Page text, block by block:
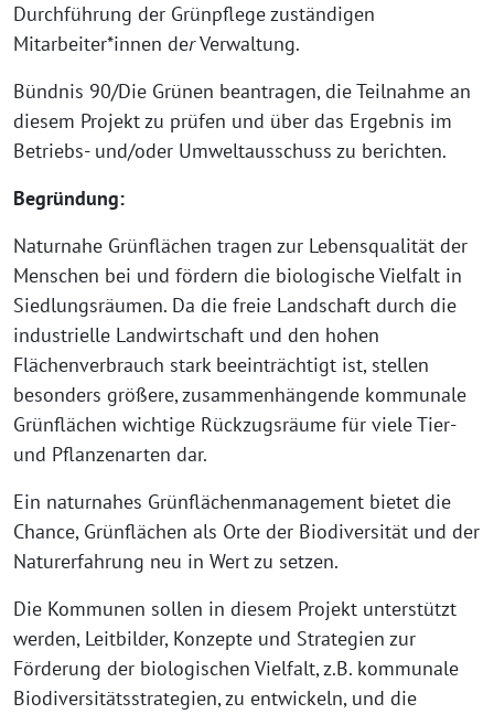
Durchführung der Grünpflege zuständigen
Mitarbeiter*innen derVerwaltung.
Bündnis 90/Die Grünen beantragen, die Teilnahme an
diesem Projekt zu prüfen und über das Ergebnis im
Betriebs- und/oder Umweltausschuss zu berichten.
Begründung:
Naturnahe Grünflächen tragen zur Lebensqualität der
Menschen bei und fördern die biologische Vielfalt in
Siedlungsräumen. Da die freie Landschaft durch die
industrielle Landwirtschaft und den hohen
Flächenverbrauch stark beeinträchtigt ist, stellen
besonders größere, zusammenhängende kommunale
Grünflächen wichtige Rückzugsräume für viele Tier-
und Pflanzenarten dar.
Ein naturnahes Grünflächenmanagement bietet die
Chance, Grünflächen als Orte der Biodiversität und der
Naturerfahrung neu in Wert zu setzen.
Die Kommunen sollen in diesem Projekt unterstützt
werden, Leitbilder, Konzepte und Strategien zur
Förderung der biologischen Vielfalt, z.B. kommunale
Biodiversitätsstrategien, zu entwickeln, und die